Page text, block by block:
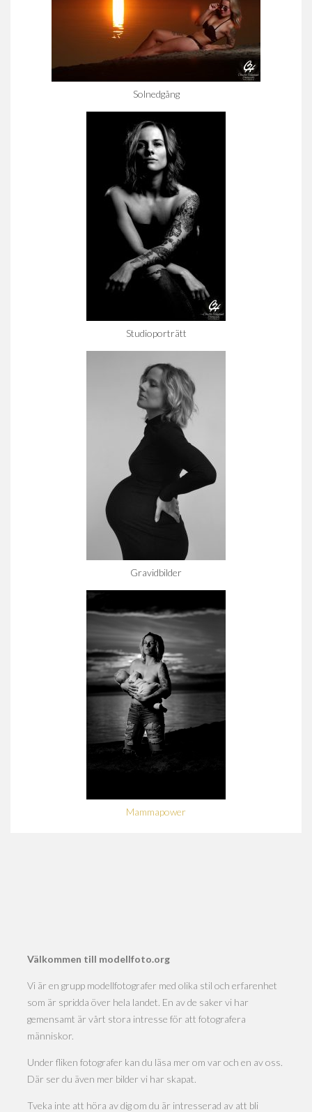
Solnedgång
Studioporträtt
Gravidbilder
Mammapower
Välkommen till modellfoto.org
Vi är en grupp modellfotografer med olika stil och erfarenhet
som är spridda över hela landet. En av de saker vi har
gemensamt är vårt stora intresse för att fotografera
människor.
Under fliken fotografer kan du läsa mer om var och en av oss.
Där ser du även mer bilder vi har skapat.
Tveka inte att höra av dig om du är intresserad av att bli